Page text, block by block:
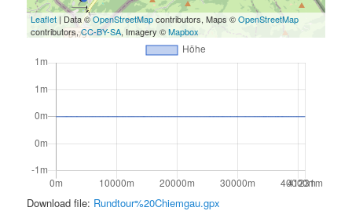
Leaflet | Data ©OpenStreetMapcontributors, Maps ©OpenStreetMap
contributors,CC-BY-SA, Imagery ©Mapbox
Download file: Rundtour%20Chiemgau.gpx